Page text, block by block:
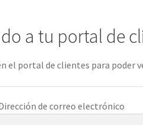
a tu portal de
el portal de clientes para poder
de correo electrónico